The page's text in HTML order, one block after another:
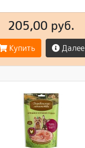
205,00 руб.
Купить Далее